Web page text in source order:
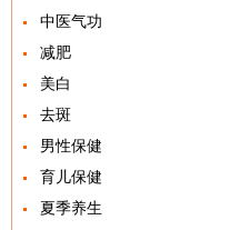
中医气功
减肥
美白
去斑
男性保健
育儿保健
夏季养生